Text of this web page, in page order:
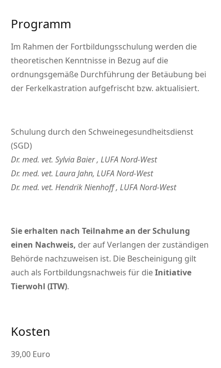
Programm
Im Rahmen der Fortbildungsschulung werden die
theoretischen Kenntnisse in Bezug auf die
ordnungsgemäße Durchführung der Betäubung bei
der Ferkelkastration aufgefrischt bzw. aktualisiert.
Schulung durch den Schweinegesundheitsdienst
(SGD)
Dr. med. vet. Sylvia Baier , LUFA Nord-West
Dr. med. vet. Laura Jahn, LUFA Nord-West
Dr. med. vet. Hendrik Nienhoff , LUFA Nord-West
Sie erhalten nach Teilnahme an der Schulung
einen Nachweis, der auf Verlangen der zuständigen
Behörde nachzuweisen ist. Die Bescheinigung gilt
auch als Fortbildungsnachweis für dieInitiative
Tierwohl (ITW).
Kosten
39,00 Euro